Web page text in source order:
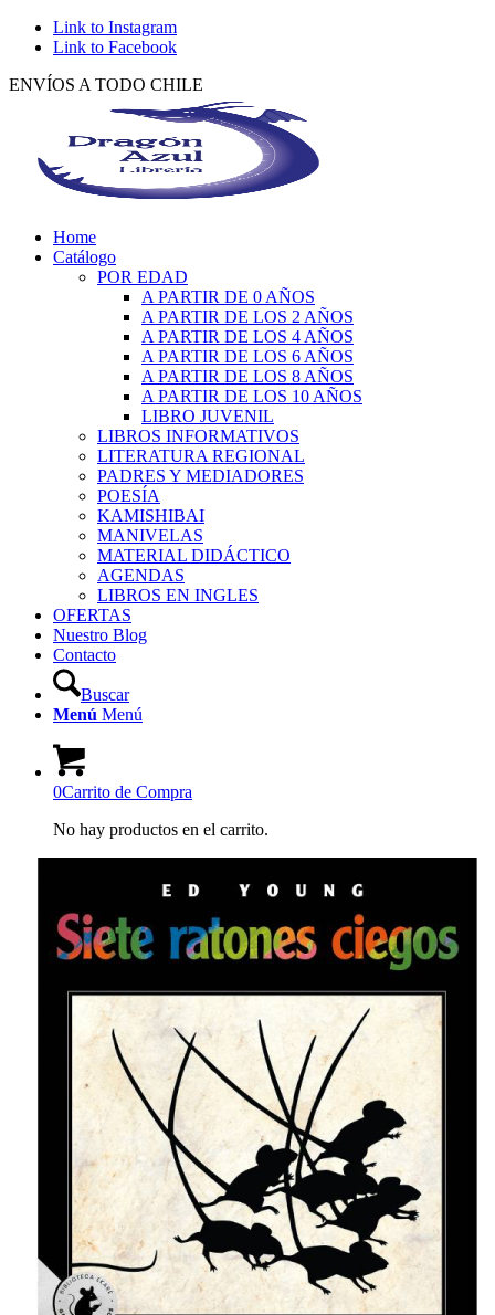
Link to Instagram
Link to Facebook
ENVÍOS A TODO CHILE
Home
Catálogo
POR EDAD
A PARTIR DE 0 AÑOS
A PARTIR DE LOS 2 AÑOS
A PARTIR DE LOS 4 AÑOS
A PARTIR DE LOS 6 AÑOS
A PARTIR DE LOS 8 AÑOS
A PARTIR DE LOS 10 AÑOS
LIBRO JUVENIL
LIBROS INFORMATIVOS
LITERATURA REGIONAL
PADRES Y MEDIADORES
POESÍA
KAMISHIBAI
MANIVELAS
MATERIAL DIDÁCTICO
AGENDAS
LIBROS EN INGLES
OFERTAS
Nuestro Blog
Contacto
Buscar
Menú Menú
0Carrito de Compra
No hay productos en el carrito.